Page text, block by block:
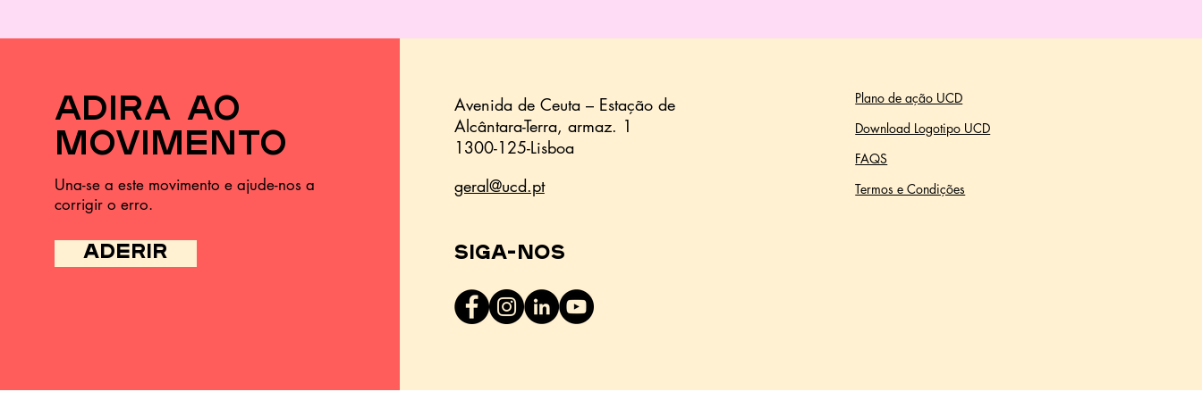
adira ao
movimento
Una-se a este movimento e ajude-nos a
corrigir o erro.
ADERIR
Avenida de Ceuta – Estação de
Alcântara-Terra, armaz. 1
1300-125-Lisboa
geral@ucd.pt
Siga-nos
Plano de ação UCD
Download Logotipo UCD
FAQS
Termos e Condições